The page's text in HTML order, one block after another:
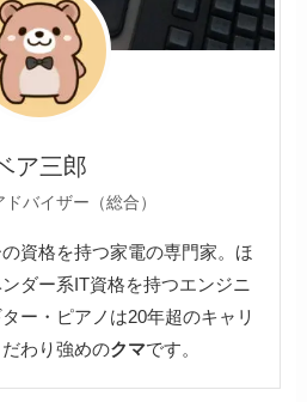
ア三郎
バイザー（総合）
資格を持つ家電の専門家。ほ
ダー系IT資格を持つエンジニ
ー・ピアノは20年超のキャリ
わり強めのクマです。